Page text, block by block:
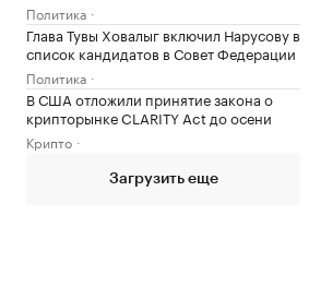
Политика
Глава Тувы Ховалыг включил Нарусову в
список кандидатов в Совет Федерации
Политика
В США отложили принятие закона о
крипторынке CLARITY Act до осени
Крипто
Загрузить еще